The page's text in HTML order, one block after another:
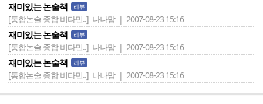
재미있는 논술책 리뷰
[통합논술 종합 비타민..] 나나맘 | 2007-08-23 15:16
재미있는 논술책 리뷰
[통합논술 종합 비타민..] 나나맘 | 2007-08-23 15:16
재미있는 논술책 리뷰
[통합논술 종합 비타민..] 나나맘 | 2007-08-23 15:16